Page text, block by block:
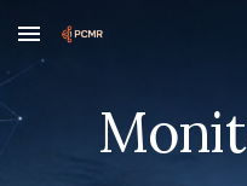
Skip to main content